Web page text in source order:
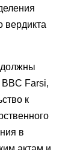
вердикта
должны
Farsi,
к
в